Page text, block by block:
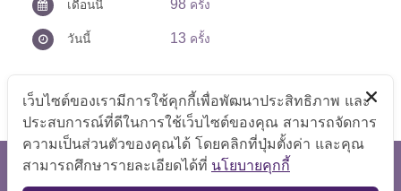
เดือนนี้ 98 ครั้ง
วันนี้ 13 ครั้ง
สงวนลิขสิทธิ์ © 2569 สำนักงานเลขานุการศูนย์บัญชาการป้องกัน
การค้ามนุษย์ด้านแรงงาน
TOP
เว็บไซต์ของเรามีการใช้คุกกี้เพื่อพัฒนาประสิทธิภาพ และ
ประสบการณ์ที่ดีในการใช้เว็บไซต์ของคุณ สามารถจัดการ
ความเป็นส่วนตัวของคุณได้ โดยคลิกที่ปุ่มตั้งค่า และคุณ
สามารถศึกษารายละเอียดได้ที่ นโยบายคุกกี้